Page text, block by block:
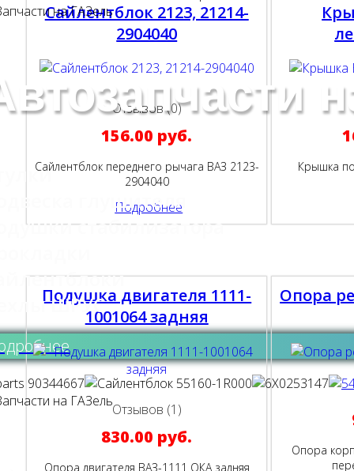
глушителя
стабилизатора
ШРУС
Сайлентблок 2123, 21214-
2904040
Отзывов (0)
156.00 руб.
Сайлентблок переднего рычага ВАЗ 2123-
2904040
Подробнее
Крышка
Подушка двигателя 1111-
1001064 задняя
Отзывов (1)
830.00 руб.
Опора двигателя ВАЗ-1111 ОКА задняя
Опора
Опора